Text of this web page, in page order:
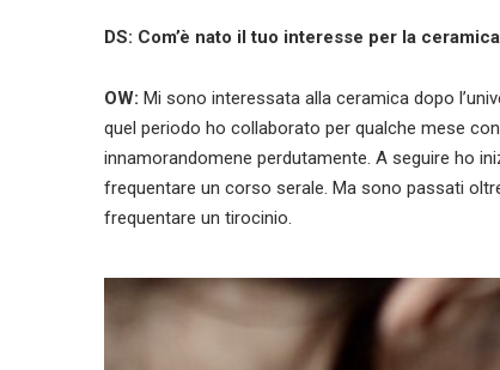
DS: Com’è nato il tuo interesse per la
OW: Mi sono interessata alla ceramica dopo
quel periodo ho collaborato per qualche mese
innamorandomene perdutamente. A seguire ho
frequentare un corso serale. Ma sono passati
frequentare un tirocinio.